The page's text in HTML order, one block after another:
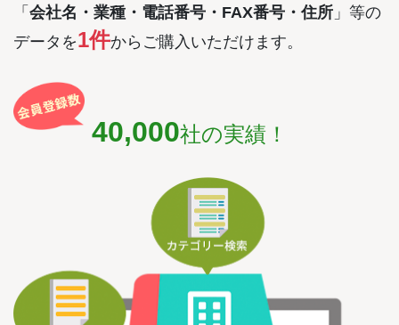
「 会社名・業種・電話番号・FAX番号・住所 」等の
データを1件からご購入いただけます。
40,000社の実績！